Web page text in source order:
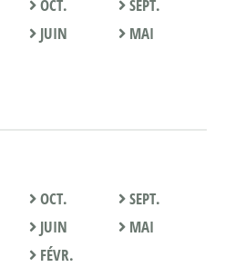
OCT.
SEPT.
JUIN
MAI
OCT.
SEPT.
JUIN
MAI
FÉVR.